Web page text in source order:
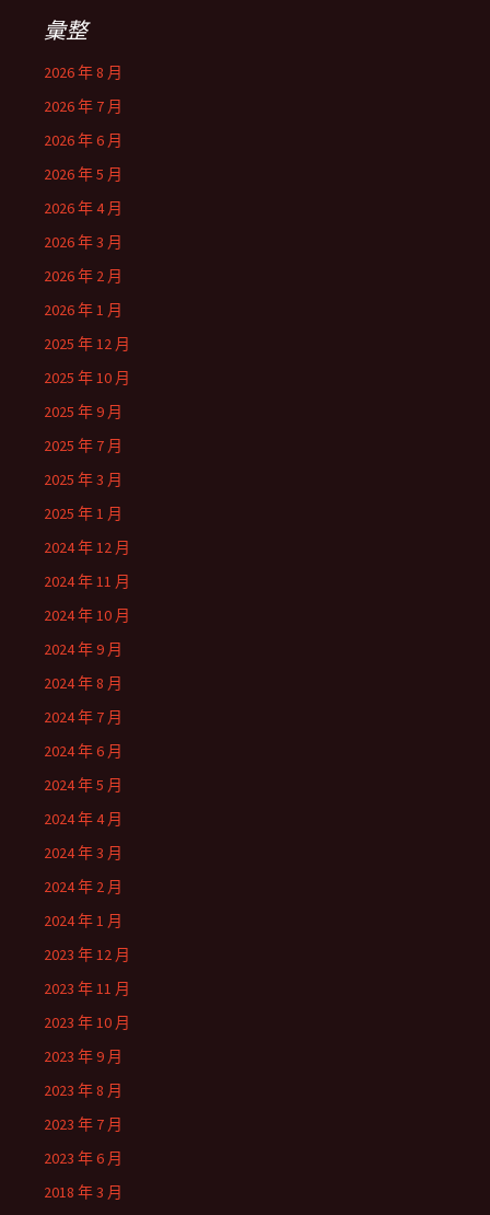
彙整
2026 年 8 月
2026 年 7 月
2026 年 6 月
2026 年 5 月
2026 年 4 月
2026 年 3 月
2026 年 2 月
2026 年 1 月
2025 年 12 月
2025 年 10 月
2025 年 9 月
2025 年 7 月
2025 年 3 月
2025 年 1 月
2024 年 12 月
2024 年 11 月
2024 年 10 月
2024 年 9 月
2024 年 8 月
2024 年 7 月
2024 年 6 月
2024 年 5 月
2024 年 4 月
2024 年 3 月
2024 年 2 月
2024 年 1 月
2023 年 12 月
2023 年 11 月
2023 年 10 月
2023 年 9 月
2023 年 8 月
2023 年 7 月
2023 年 6 月
2018 年 3 月